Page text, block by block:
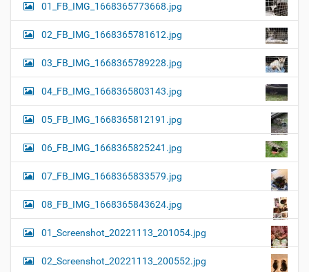
01_FB_IMG_1668365773668.jpg
02_FB_IMG_1668365781612.jpg
03_FB_IMG_1668365789228.jpg
04_FB_IMG_1668365803143.jpg
05_FB_IMG_1668365812191.jpg
06_FB_IMG_1668365825241.jpg
07_FB_IMG_1668365833579.jpg
08_FB_IMG_1668365843624.jpg
01_Screenshot_20221113_201054.jpg
02_Screenshot_20221113_200552.jpg